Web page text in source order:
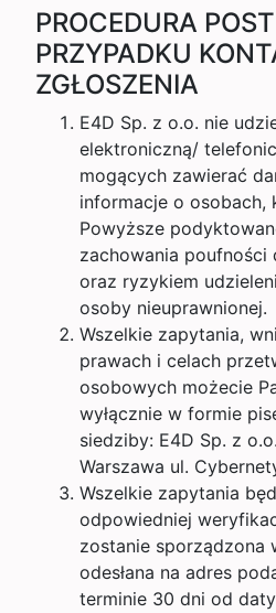
PROCEDURA
PRZYPADKU
ZGŁOSZENIA
E4D Sp. z o.o. nie
elektroniczną/
mogących zawierać
informacje o osobach,
Powyższe
zachowania poufności
oraz ryzykiem
osoby nieuprawnionej.
Wszelkie zapytania,
prawach i celach
osobowych możecie
wyłącznie w formie
siedziby: E4D Sp. z
Warszawa ul.
Wszelkie zapytania
odpowiedniej
zostanie sporządzona
odesłana na adres
terminie 30 dni od